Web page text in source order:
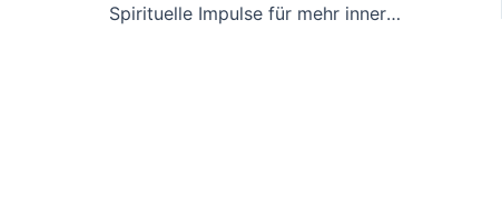
Spirituelle Impulse für mehr innere Ruhe im Alltag